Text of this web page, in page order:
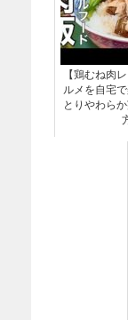
【鶏むね肉
ルメを自宅
とりやわら